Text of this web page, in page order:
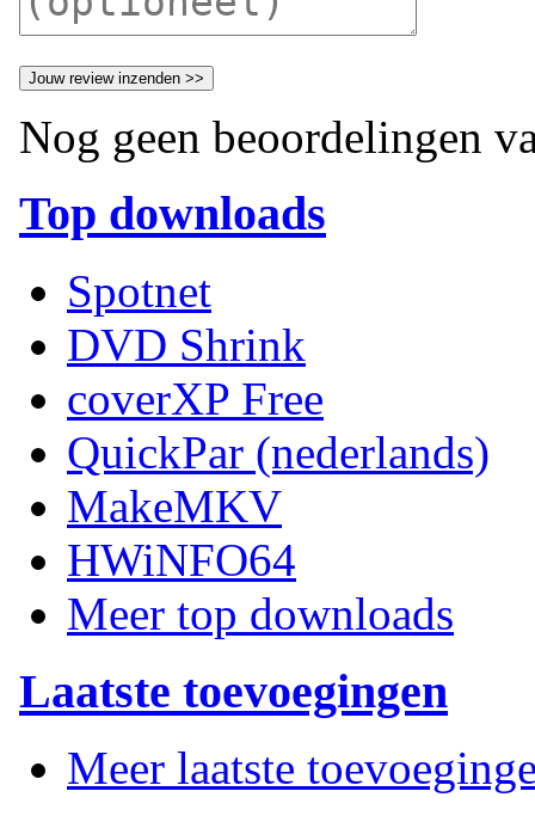
Nog geen beoordelingen
Top downloads
Spotnet
DVD Shrink
coverXP Free
QuickPar (nederlands)
MakeMKV
HWiNFO64
Meer top downloads
Laatste toevoegingen
Meer laatste